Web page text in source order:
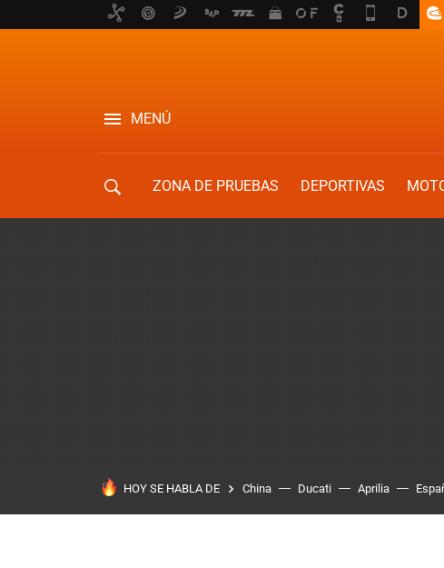
MENÚ
ZONA DE PRUEBAS DEPORTIVAS
HOY SE HABLA DE China Ducati Aprilia